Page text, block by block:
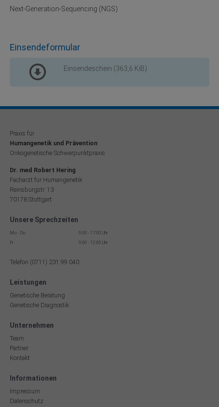
Next-Generation-Sequencing (NGS)
Einsendeformular
Einsendeschein (363,6 KiB)
Praxis für
Humangenetik und Prävention
Onkogenetische Schwerpunktpraxis
Dr. med Robert Hering
Facharzt für Humangenetik
Reinsburgstr. 13
70178 Stuttgart
Unsere Sprechzeiten
Mo - Do
9:00 - 17:00 Uhr
Fr
9:00 - 12:00 Uhr
Telefon (0711) 231 99 040
Leistungen
Genetische Beratung
Genetische Diagnostik
Unternehmen
Team
Partner
Kontakt
Informationen
Impressum
Datenschutz